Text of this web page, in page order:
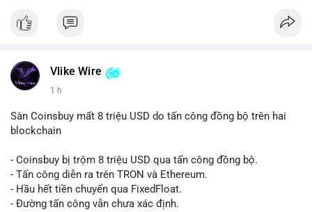
📰 Nguồn: Cointelegraph
Vlike Wire
1 h
Sàn Coinsbuy mất 8 triệu USD do tấn công đồng bộ trên hai
blockchain
- Coinsbuy bị trộm 8 triệu USD qua tấn công đồng bộ.
- Tấn công diễn ra trên TRON và Ethereum.
- Hầu hết tiền chuyển qua FixedFloat.
- Đường tấn công vẫn chưa xác định.